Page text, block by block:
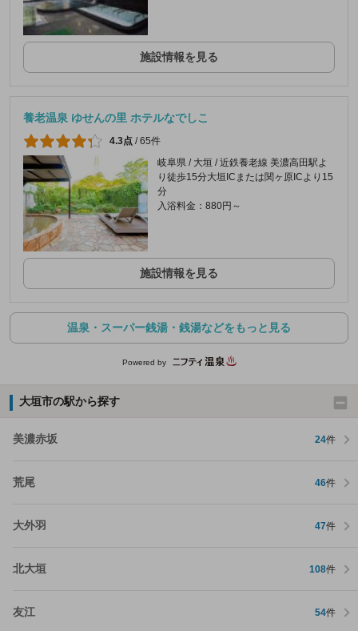
施設情報を見る
養老温泉 ゆせんの里 ホテルなでしこ
4.3点 /65件
岐阜県 / 大垣 / 近鉄養老線 美濃高田駅よ
り徒歩15分大垣ICまたは関ヶ原ICより15
分
入浴料金：880円～
施設情報を見る
温泉・スーパー銭湯・銭湯などをもっと見る
Powered by
大垣市の駅から探す
美濃赤坂 24件
荒尾 46件
大外羽 47件
北大垣 108件
友江 54件